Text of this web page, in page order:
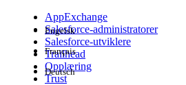
Erfaring
AppExchange
Salesforce-administratorer
Salesforce-utviklere
Trailhead
Opplæring
Trust
Engelsk
Français
Deutsch